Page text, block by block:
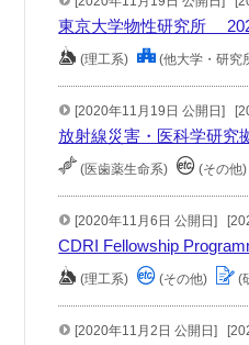
東京大学物性研究所
(理工系) (他大学・研究
[2020年11月19日 公開日]
放射線災害・医科学研
(医歯薬生命系) (その他)
[2020年11月6日 公開日]
CDRI Fellowship
(理工系) (その他) (
[2020年11月2日 公開日]